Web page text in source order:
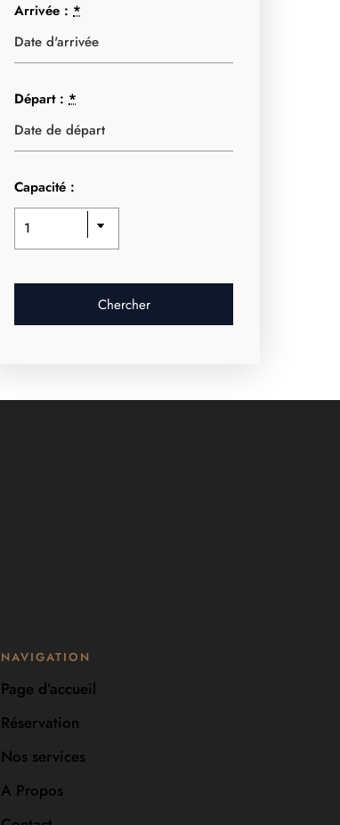
Arrivée :*
Départ :*
Capacité :
NAVIGATION
Page d’accueil
Réservation
Nos services
A Propos